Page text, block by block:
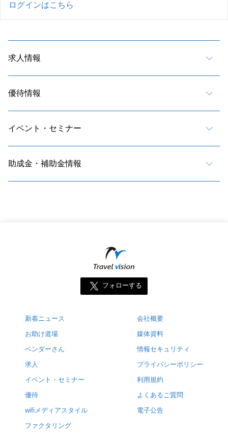
ログインはこちら
求人情報
優待情報
イベント・セミナー
助成金・補助金情報
フォローする
新着ニュース
お助け道場
ベンダーさん
求人
イベント・セミナー
優待
wifiメディアスタイル
ファクタリング
会社概要
媒体資料
情報セキュリティ
プライバシーポリシー
利用規約
よくあるご質問
電子公告